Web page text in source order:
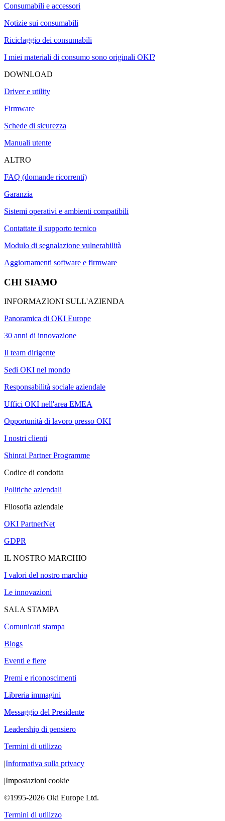
Consumabili e accessori
Notizie sui consumabili
Riciclaggio dei consumabili
I miei materiali di consumo sono originali OKI?
DOWNLOAD
Driver e utility
Firmware
Schede di sicurezza
Manuali utente
ALTRO
FAQ (domande ricorrenti)
Garanzia
Sistemi operativi e ambienti compatibili
Contattate il supporto tecnico
Modulo di segnalazione vulnerabilità
Aggiornamenti software e firmware
CHI SIAMO
INFORMAZIONI SULL'AZIENDA
Panoramica di OKI Europe
30 anni di innovazione
Il team dirigente
Sedi OKI nel mondo
Responsabilità sociale aziendale
Uffici OKI nell'area EMEA
Opportunità di lavoro presso OKI
I nostri clienti
Shinrai Partner Programme
Codice di condotta
Politiche aziendali
Filosofia aziendale
OKI PartnerNet
GDPR
IL NOSTRO MARCHIO
I valori del nostro marchio
Le innovazioni
SALA STAMPA
Comunicati stampa
Blogs
Eventi e fiere
Premi e riconoscimenti
Libreria immagini
Messaggio del Presidente
Leadership di pensiero
Termini di utilizzo
|Informativa sulla privacy
|Impostazioni cookie
©1995-2026 Oki Europe Ltd.
Termini di utilizzo